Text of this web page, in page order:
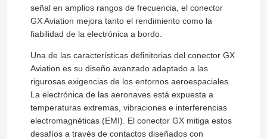
señal en amplios rangos de frecuencia, el conector
GX Aviation mejora tanto el rendimiento como la
fiabilidad de la electrónica a bordo.
Una de las características definitorias del conector GX
Aviation es su diseño avanzado adaptado a las
rigurosas exigencias de los entornos aeroespaciales.
La electrónica de las aeronaves está expuesta a
temperaturas extremas, vibraciones e interferencias
electromagnéticas (EMI). El conector GX mitiga estos
desafíos a través de contactos diseñados con